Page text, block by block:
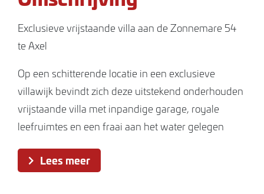
Exclusieve vrijstaande villa aan de Zonnemare 54
te Axel
Op een schitterende locatie in een exclusieve
villawijk bevindt zich deze uitstekend onderhouden
vrijstaande villa met inpandige garage, royale
leefruimtes en een fraai aan het water gelegen
duurzaamheid met een rustige en groene
Lees meer